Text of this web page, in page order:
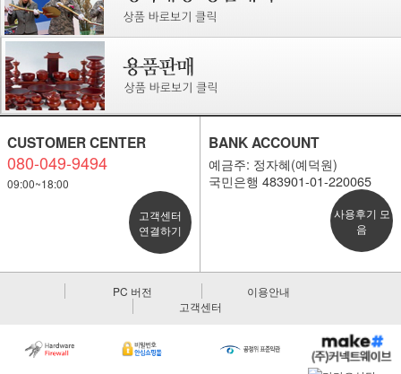
CUSTOMER CENTER
080-049-9494
09:00~18:00
고객센터
연결하기
BANK ACCOUNT
예금주: 정자혜(예덕원)
국민은행 483901-01-220065
사용후기 모
음
PC 버전
이용안내
고객센터